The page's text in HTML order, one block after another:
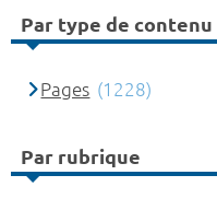
Par type de contenu
Pages (1228)
Par rubrique